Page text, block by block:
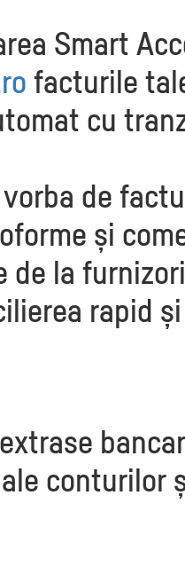
Smart
facturile
cu
de
și
de la
rapid
conturilor